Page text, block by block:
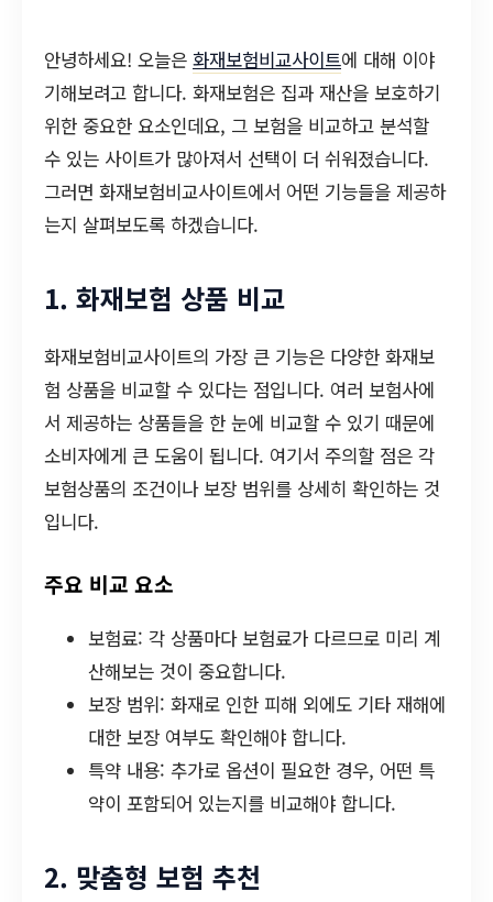
안녕하세요! 오늘은 화재보험비교사이트에 대해 이야
기해보려고 합니다. 화재보험은 집과 재산을 보호하기
위한 중요한 요소인데요, 그 보험을 비교하고 분석할
수 있는 사이트가 많아져서 선택이 더 쉬워졌습니다.
그러면 화재보험비교사이트에서 어떤 기능들을 제공하
는지 살펴보도록 하겠습니다.
1. 화재보험 상품 비교
화재보험비교사이트의 가장 큰 기능은 다양한 화재보
험 상품을 비교할 수 있다는 점입니다. 여러 보험사에
서 제공하는 상품들을 한 눈에 비교할 수 있기 때문에
소비자에게 큰 도움이 됩니다. 여기서 주의할 점은 각
보험상품의 조건이나 보장 범위를 상세히 확인하는 것
입니다.
주요 비교 요소
보험료: 각 상품마다 보험료가 다르므로 미리 계
산해보는 것이 중요합니다.
보장 범위: 화재로 인한 피해 외에도 기타 재해에
대한 보장 여부도 확인해야 합니다.
특약 내용: 추가로 옵션이 필요한 경우, 어떤 특
약이 포함되어 있는지를 비교해야 합니다.
2. 맞춤형 보험 추천